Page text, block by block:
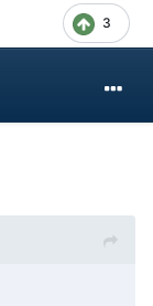
3